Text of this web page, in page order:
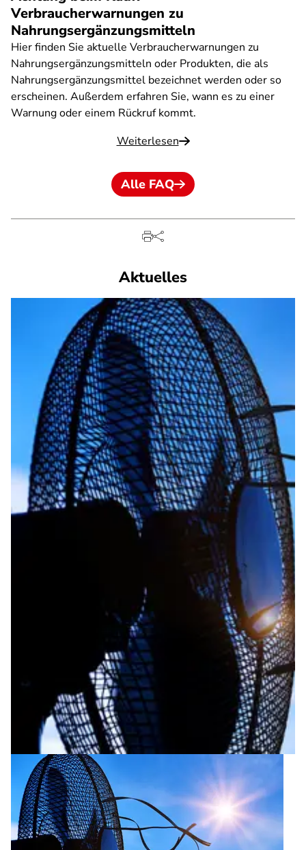
Verbraucherwarnungen zu
Nahrungsergänzungsmitteln
Hier finden Sie aktuelle Verbraucherwarnungen zu
Nahrungsergänzungsmitteln oder Produkten, die als
Nahrungsergänzungsmittel bezeichnet werden oder so
erscheinen. Außerdem erfahren Sie, wann es zu einer
Warnung oder einem Rückruf kommt.
Weiterlesen
Alle FAQ
Aktuelles